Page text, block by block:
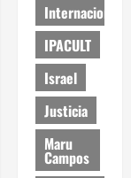
Internacional
IPACULT
Israel
Justicia
Maru
Campos